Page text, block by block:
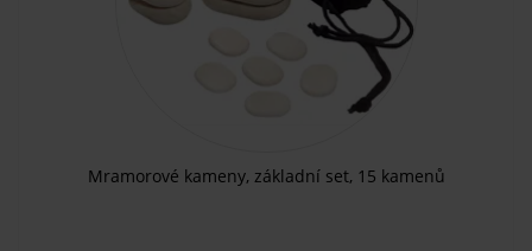
Mramorové kameny, základní set, 15 kamenů